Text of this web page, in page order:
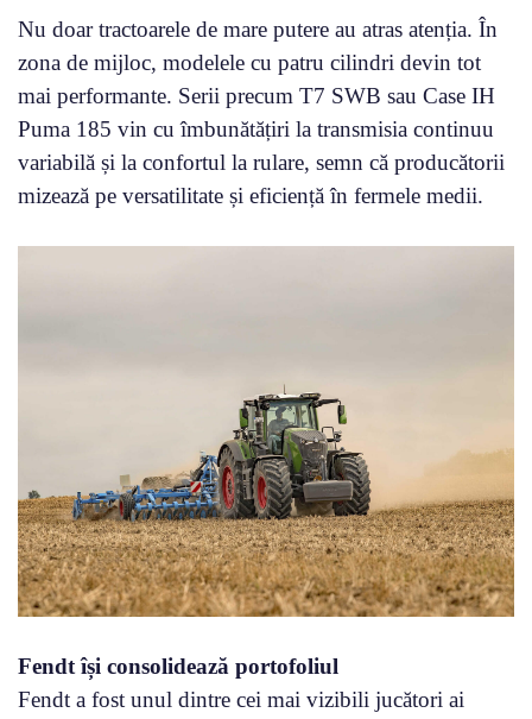
Nu doar tractoarele de mare putere au atras atenția. În
zona de mijloc, modelele cu patru cilindri devin tot
mai performante. Serii precum T7 SWB sau Case IH
Puma 185 vin cu îmbunătățiri la transmisia continuu
variabilă și la confortul la rulare, semn că producătorii
mizează pe versatilitate și eficiență în fermele medii.
Fendt își consolidează portofoliul
Fendt a fost unul dintre cei mai vizibili jucători ai